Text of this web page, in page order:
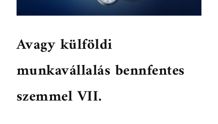
Avagy külföldi
munkavállalás bennfentes
szemmel VII.